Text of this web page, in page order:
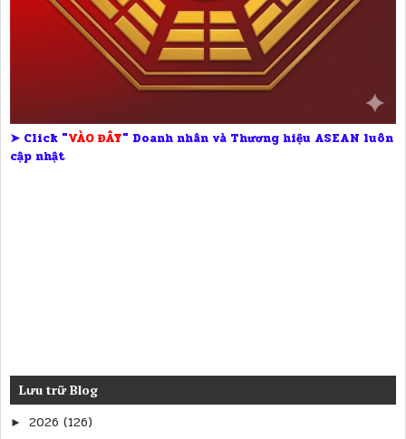
➤ Click "VÀO ĐÂY" Doanh nhân và Thương hiệu ASEAN luôn
cập nhật
Lưu trữ Blog
► 2026 (126)